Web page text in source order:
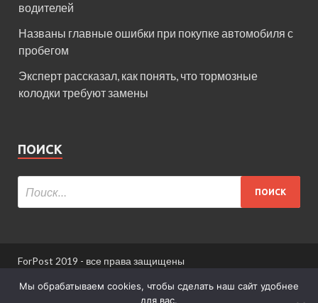
водителей
Названы главные ошибки при покупке автомобиля с
пробегом
Эксперт рассказал, как понять, что тормозные
колодки требуют замены
ПОИСК
ForPost 2019 - все права защищены
При использовании материалов сайта ссылка
Мы обрабатываем cookies, чтобы сделать наш сайт удобнее
для вас.